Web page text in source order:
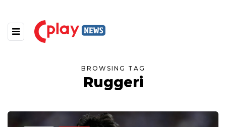
BROWSING TAG
Ruggeri